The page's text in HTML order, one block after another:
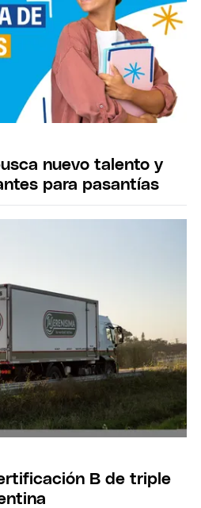
nuevo talento y
para pasantías
B de triple